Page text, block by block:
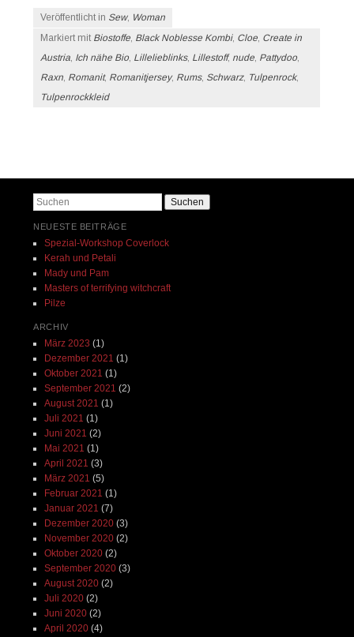
Veröffentlicht in Sew, Woman
Markiert mit Biostoffe Black Noblesse Kombi, Cloe Create in
Austria Ich nähe Bio Lillelieblinks, Lillestoff, nude Pattydoo
Raxn Romanit, Romanitjersey, Rums, Schwarz, Tulpenrock,
Tulpenrockkleid
Suchen
NEUESTE BEITRÄGE
Spezial-Workshop Coverlock
Kerah und Petali
Mady und Pam
Masters of terrifying witchcraft
Pilze
ARCHIV
März 2023 (1)
Dezember 2021 (1)
Oktober 2021 (1)
September 2021 (2)
August 2021 (1)
Juli 2021 (1)
Juni 2021 (2)
Mai 2021 (1)
April 2021 (3)
März 2021 (5)
Februar 2021 (1)
Januar 2021 (7)
Dezember 2020(3)
November 2020(2)
Oktober 2020(2)
September 2020(3)
August 2020(2)
Juli 2020(2)
Juni 2020(2)
April 2020(4)